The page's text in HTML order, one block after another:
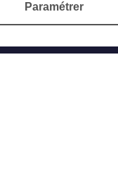
Paramétrer